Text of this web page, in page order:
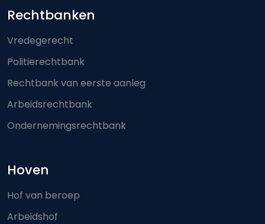
Footer-menu
Rechtbanken
Vredegerecht
Politierechtbank
Rechtbank van eerste aanleg
Arbeidsrechtbank
Ondernemingsrechtbank
Hoven
Hof van beroep
Arbeidshof